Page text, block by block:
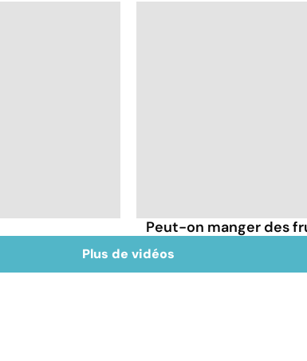
Peut-on manger des
Plus de vidéos